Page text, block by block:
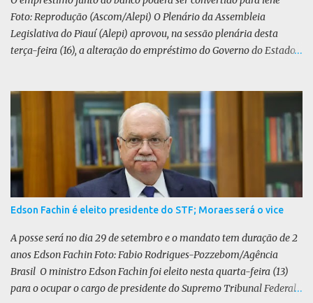
Foto: Reprodução (Ascom/Alepi) O Plenário da Assembleia
Legislativa do Piauí (Alepi) aprovou, na sessão plenária desta
terça-feira (16), a alteração do empréstimo do Governo do Estado
contrato, presente na lei 8.964/25, é de US$ 392 milhões. De acordo
com o Executivo, a mudança de moeda traz benefícios a longo
prazo. “A mudança se fundamenta em análises técnicas
aprofundadas conduzidas em conjunto com o BIRD, as quais
indicam que a contratação em iene japonês é mais vantajosa sob
os aspectos econômico e financeiro. Embora o custo dos juros em
dólares possa parecer inferior no curto prazo, a opção pelo iene
revela-se mais benéfica no longo prazo, tanto pela sua menor
volatilidade cambial quanto pela estabilidade da taxa de juros
atrelada à TONA”, explica. O deputado Gustavo Neiva (PP) votou
contra o projeto de l...
Edson Fachin é eleito presidente do STF; Moraes será o vice
A posse será no dia 29 de setembro e o mandato tem duração de 2
anos Edson Fachin Foto: Fabio Rodrigues-Pozzebom/Agência
Brasil O ministro Edson Fachin foi eleito nesta quarta-feira (13)
para o ocupar o cargo de presidente do Supremo Tribunal Federal